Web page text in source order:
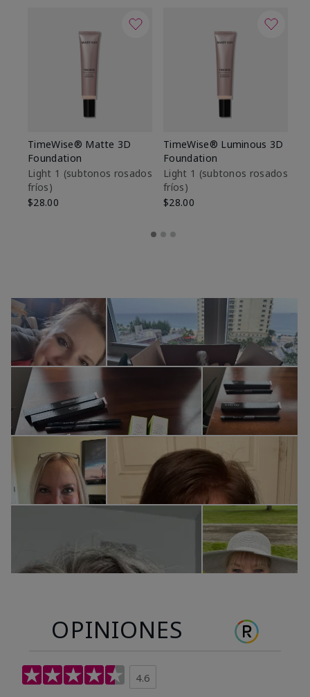
TimeWise® Matte 3D
Foundation
Light 1​ (subtonos rosados
fríos)
$28.00
TimeWise® Luminous 3D
Foundation
Light 1​ (subtonos rosados
fríos)
$28.00
OPINIONES
4.6